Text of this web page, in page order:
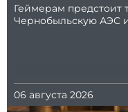
Геймерам предстоит
Чернобыльскую АЭС
06 августа 2026